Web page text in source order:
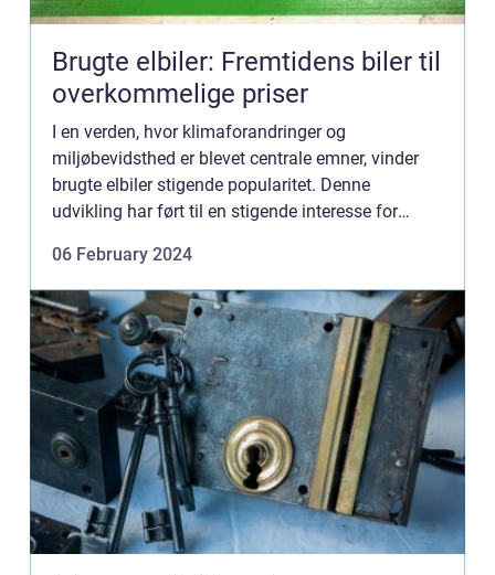
Brugte elbiler: Fremtidens biler til
overkommelige priser
I en verden, hvor klimaforandringer og
miljøbevidsthed er blevet centrale emner, vinder
brugte elbiler stigende popularitet. Denne
udvikling har ført til en stigende interesse for
miljømæssige og økon...
06 February 2024